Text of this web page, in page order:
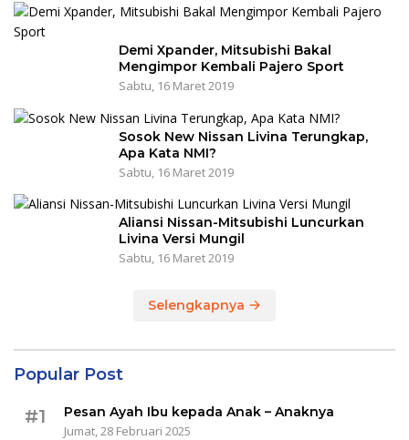
Demi Xpander, Mitsubishi Bakal
Mengimpor Kembali Pajero Sport
Sabtu, 16 Maret 2019
Sosok New Nissan Livina Terungkap,
Apa Kata NMI?
Sabtu, 16 Maret 2019
Aliansi Nissan-Mitsubishi Luncurkan
Livina Versi Mungil
Sabtu, 16 Maret 2019
Selengkapnya
Popular Post
#1
Pesan Ayah Ibu kepada Anak – Anaknya
Jumat, 28 Februari 2025